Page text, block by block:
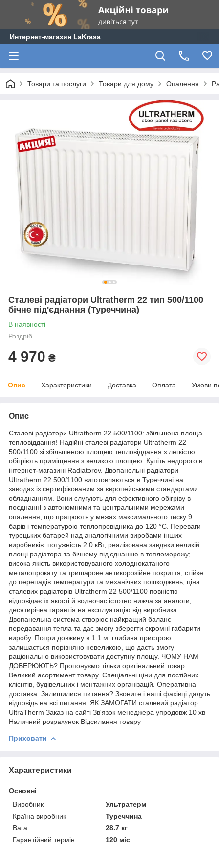
Интернет-магазин LaKrasa
Товари та послуги Товари для дому Опалення
Сталеві радіатори Ultratherm 22 тип 500/1100
бічне під'єднання (Туреччина)
В наявності
Роздріб
4 970 ₴
Опис Характеристики Доставка Оплата Умови
Опис
Сталеві радіатори Ultratherm 22 500/1100: збільшена площа
тепловіддання! Надійні сталеві радіатори Ultratherm 22
500/1100 зі збільшеною площею тепловіддання з легкістю
обігріють приміщення з великою площею. Купіть недорого в
інтернет-магазині Radiatorov. Двопанельні радіатори
Ultratherm 22 500/1100 виготовляються в Туреччині на
заводах із сертифікованим за європейськими стандартами
обладнанням. Вони слугують для ефективного обігріву в
поєднанні з автономними та центральними мережами
опалення, що працюють у межах максимального тиску 9
барів і температурою теплопровідника до 120 °C. Переваги
турецьких батарей над аналогічними виробами інших
виробників: потужність 2,0 кВт, реалізована завдяки великій
площі радіатора та бічному під'єднанню в тепломережу;
висока якість використовуваного холоднокатаного
металопрокату та тришарове антикорозійне покриття, стійке
до перепадів температури та механічних пошкоджень; ціна
сталевих радіаторів Ultratherm 22 500/1100 повністю
відповідає їх якості й водночас істотно нижча за аналоги;
десятирічна гарантія на експлуатацію від виробника.
Двопанельна система створює найкращий баланс
передавання тепла та дає змогу зберегти скромні габарити
виробу. Попри довжину в 1.1 м, глибина пристрою
залишається порівняно невеликою, що дасть змогу
раціонально використовувати доступну площу. ЧОМУ НАМ
ДОВЕРЮЮТЬ? Пропонуємо тільки оригінальний товар.
Великий асортимент товару. Спеціальні ціни для постійних
клієнтів, будівельних і монтажних організацій. Оперативна
доставка. Залишилися питання? Звоните і наші фахівці дадуть
відповідь на всі питання. ЯК ЗАМОГАТИ сталевий радіатор
UltraTherm Заказ на сайті Зв'язок менеджера упродовж 10 хв
Наличний розрахунок Відсилання товару
Приховати
Характеристики
Основні
Виробник
Ультратерм
Країна виробник
Туреччина
Вага
28.7 кг
Гарантійний термін
120 міс